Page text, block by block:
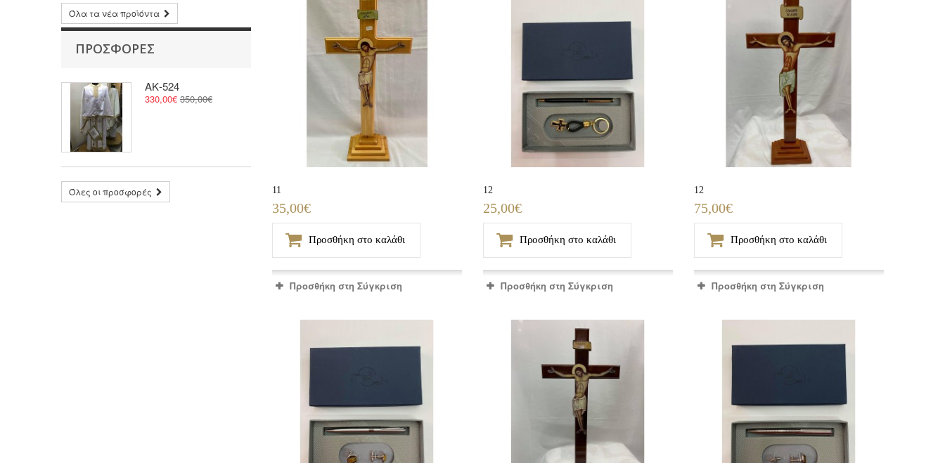
Όλα τα νέα προϊόντα
ΠΡΟΣΦΟΡΈΣ
ΑΚ-524
330,00€ 350,00€
Όλες οι προσφορές 11
35,00€
Προσθήκη στο καλάθι
Προσθήκη στη Σύγκριση
12
25,00€
Προσθήκη στο καλάθι
Προσθήκη στη Σύγκριση
12
75,00€
Προσθήκη στο καλάθι
Προσθήκη στη Σύγκριση